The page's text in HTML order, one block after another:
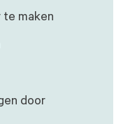
te maken
door